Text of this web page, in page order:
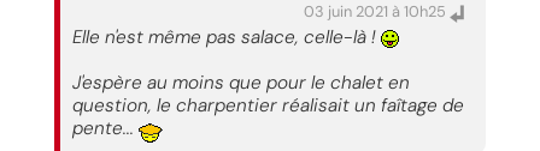
03 juin 2021 à 10h25
Elle n'est même pas salace, celle-là !
J'espère au moins que pour le chalet en
question, le charpentier réalisait un faîtage de
pente...